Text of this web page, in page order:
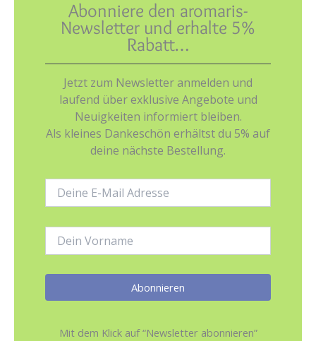
Abonniere den aromaris-
Newsletter und erhalte 5%
Rabatt…
Jetzt zum Newsletter anmelden und
laufend über exklusive Angebote und
Neuigkeiten informiert bleiben.
Als kleines Dankeschön erhältst du 5% auf
deine nächste Bestellung.
Mail-
Mit dem Klick auf “Newsletter abonnieren”